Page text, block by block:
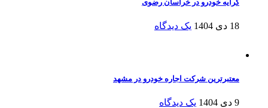
کرایه خودرو در خراسان رضوی
18 دی 1404 یک دیدگاه
معتبرترین شرکت اجاره خودرو در مشهد
9 دی 1404 یک دیدگاه